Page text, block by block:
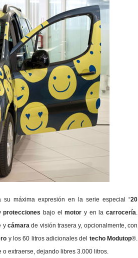
su máxima expresión en la serie especial “20
protecciones bajo elmotory en lacarrocería.
ycámara de visión trasera y, opcionalmente, con
y los 60 litros adicionales del techo Modutop®.
extraerse, dejando libres 3.000 litros.